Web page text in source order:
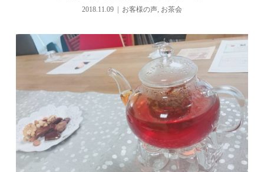
2018.11.09 お客様の声, お茶会